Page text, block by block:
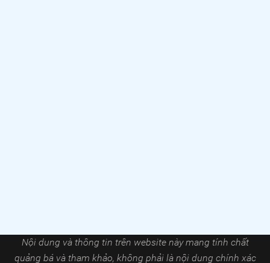
Nội dung và thông tin trên website này mang tính chất
quảng bá và tham khảo, không phải là nội dung chính xác